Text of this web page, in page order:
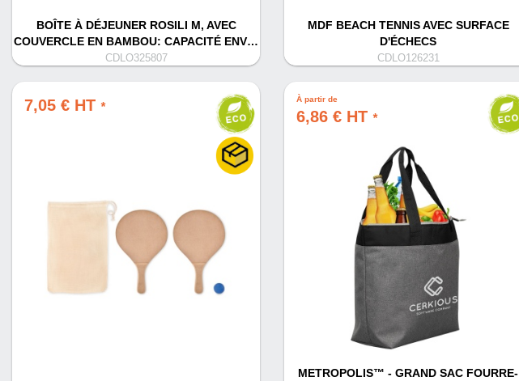
BOÎTE À DÉJEUNER ROSILI M, AVEC
COUVERCLE EN BAMBOU: CAPACITÉ ENV…
CDLO325807
MDF BEACH TENNIS AVEC SURFACE
D'ÉCHECS
CDLO126231
7,05 € HT *
À partir de
6,86 € HT *
METROPOLIS™ - GRAND SAC FOURRE-